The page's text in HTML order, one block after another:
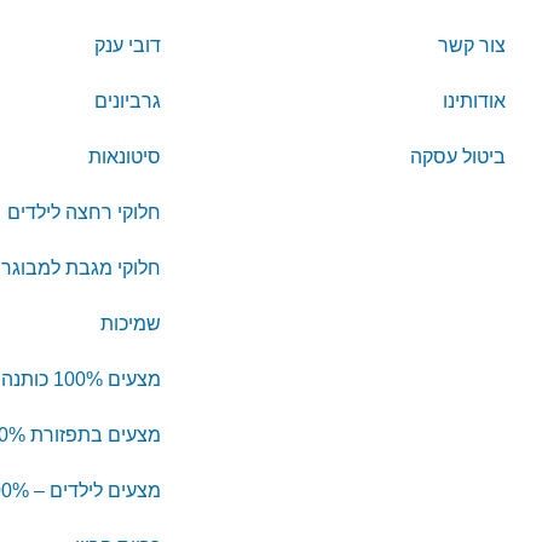
צור קשר
אודותינו
ביטול עסקה
דובי ענק
גרביונים
סיטונאות
חלוקי רחצה לילדים
חלוקי מגבת
שמיכות
מצעים 100% כותנה
מצעים בתפזורת 100% כותנה
מצעים לילדים – 100% כותנה